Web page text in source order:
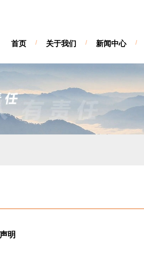
首页 / 关于我们 / 新闻中心 /
明